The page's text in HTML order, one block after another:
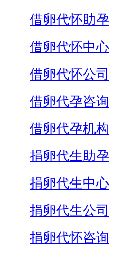
借卵代怀助孕
借卵代怀中心
借卵代怀公司
借卵代孕咨询
借卵代孕机构
捐卵代生助孕
捐卵代生中心
捐卵代生公司
捐卵代怀咨询